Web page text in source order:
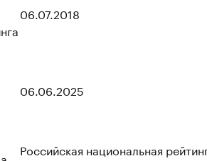
06.07.2018
06.06.2025
Российская национальная